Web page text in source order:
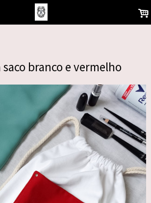
analytics/web/?hl=pt-BR&pli=1#/report-
.
branco e vermelho